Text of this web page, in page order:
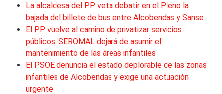
La alcaldesa del PP veta debatir en el Pleno la
bajada del billete de bus entre Alcobendas y Sanse
El PP vuelve al camino de privatizar servicios
públicos: SEROMAL dejará de asumir el
mantenimiento de las áreas infantiles
El PSOE denuncia el estado deplorable de las zonas
infantiles de Alcobendas y exige una actuación
urgente